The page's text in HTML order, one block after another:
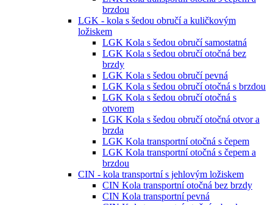
brzdou
LGK - kola s šedou obručí a kuličkovým
ložiskem
LGK Kola s šedou obručí samostatná
LGK Kola s šedou obručí otočná bez
brzdy
LGK Kola s šedou obručí pevná
LGK Kola s šedou obručí otočná s brzdou
LGK Kola s šedou obručí otočná s
otvorem
LGK Kola s šedou obručí otočná otvor a
brzda
LGK Kola transportní otočná s čepem
LGK Kola transportní otočná s čepem a
brzdou
CIN - kola transportní s jehlovým ložiskem
CIN Kola transportní otočná bez brzdy
CIN Kola transportní pevná